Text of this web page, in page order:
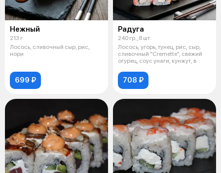
Нежный
213 г
Лосось, сливочный сыр, рис,
нори
699 ₽
Радуга
240 гр., 8 шт.
Лосось, угорь, тунец, рис, сыр,
сливочный "Cremette", свежий
огурец, соус унаги, кунжут, в
708 ₽